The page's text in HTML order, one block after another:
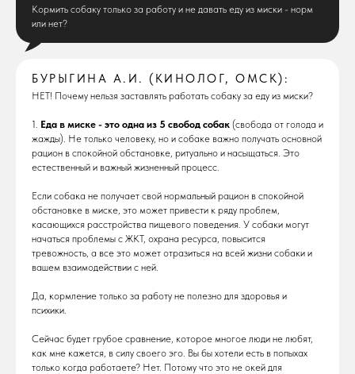
Кормить собаку только за работу и не давать еду из миски - норм
или нет?
БУРЫГИНА А.И. (КИНОЛОГ, ОМСК):
НЕТ! Почему нельзя заставлять работать собаку за еду из миски?
1. Еда в миске - это одна из 5 свобод собак (свобода от голода и
жажды). Не только человеку, но и собаке важно получать основной
рацион в спокойной обстановке, ритуально и насыщаться. Это
естественный и важный жизненный процесс.
Если собака не получает свой нормальный рацион в спокойной
обстановке в миске, это может привести к ряду проблем,
касающихся расстройства пищевого поведения. У собаки могут
начаться проблемы с ЖКТ, охрана ресурса, повысится
тревожность, а все это может отразиться на всей жизни собаки и
вашем взаимодействии с ней.
Да, кормление только за работу не полезно для здоровья и
психики.
Сейчас будет грубое сравнение, которое многое люди не любят,
как мне кажется, в силу своего эго. Вы бы хотели есть в попыхах
только когда работаете? Нет. Потому что это не окей для